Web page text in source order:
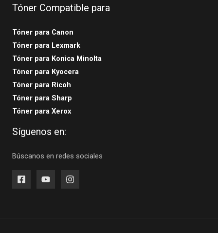
Tóner Compatible para
Tóner para Canon
Tóner para Lexmark
Tóner para Konica Minolta
Tóner para Kyocera
Tóner para Ricoh
Tóner para Sharp
Tóner para Xerox
Síguenos en:
Búscanos en redes sociales